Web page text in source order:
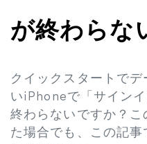
が終わらな
クイックスタートで
いiPhoneで「サイン
終わらないですか？こ
た場合でも、この記